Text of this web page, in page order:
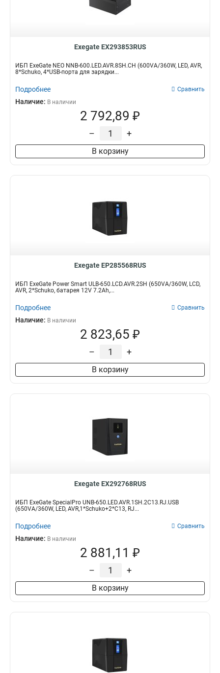
Exegate EX293853RUS
ИБП ExeGate NEO NNB-600.LED.AVR.8SH.CH (600VA/360W, LED, AVR,
8*Schuko, 4*USB-порта для зарядки...
Подробнее Сравнить
Наличие: В наличии
2 792,89 ₽
– +
В корзину
Exegate EP285568RUS
ИБП ExeGate Power Smart ULB-650.LCD.AVR.2SH (650VA/360W, LCD,
AVR, 2*Schuko, батарея 12V 7.2Ah,...
Подробнее Сравнить
Наличие: В наличии
2 823,65 ₽
– +
В корзину
Exegate EX292768RUS
ИБП ExeGate SpecialPro UNB-650.LED.AVR.1SH.2C13.RJ.USB
(650VA/360W, LED, AVR,1*Schuko+2*C13, RJ...
Подробнее Сравнить
Наличие: В наличии
2 881,11 ₽
– +
В корзину